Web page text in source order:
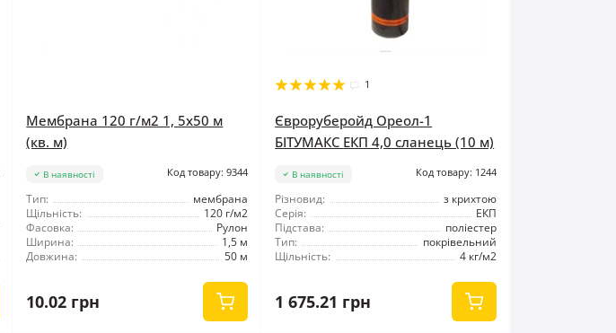
Мембрана 120 г/м2 1, 5x50 м
(кв. м)
В наявності Код товару: 9344
Тип:
мембрана
Щільність:
120 г/м2
Фасовка:
Рулон
Ширина:
1,5 м
Довжина:
50 м
10.02 грн
1
Євроруберойд Ореол-1
БІТУМАКС ЕКП 4,0 сланець (10 м)
В наявності Код товару: 1244
Різновид:
з крихтою
Серія:
ЕКП
Підстава:
поліестер
Тип:
покрівельний
Щільність:
4 кг/м2
1 675.21 грн